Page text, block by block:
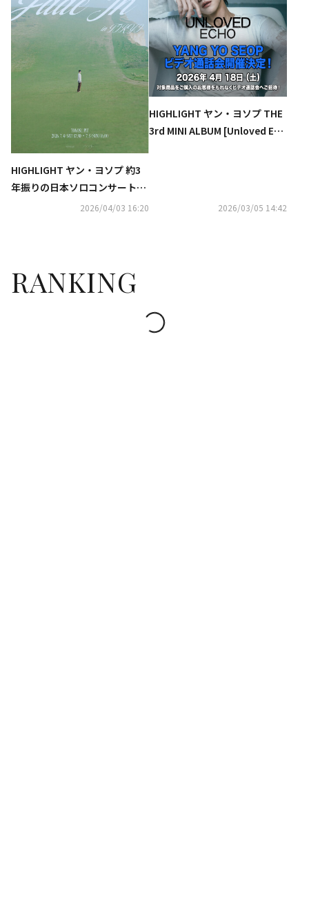
HIGHLIGHT ヤン・ヨソプ 約3
年振りの日本ソロコンサート開
催決定！「2026 YANG YOSEO
2026/04/03 16:20
HIGHLIGHT ヤン・ヨソプ THE
3rd MINI ALBUM [Unloved Ech
2026/03/05 14:42
RANKING